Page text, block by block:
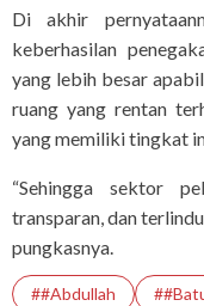
Di akhir
keberhasilan
yang lebih besar
ruang yang rentan
yang memiliki tingkat
“Sehingga sektor
transparan, dan
pungkasnya.
##Abdullah